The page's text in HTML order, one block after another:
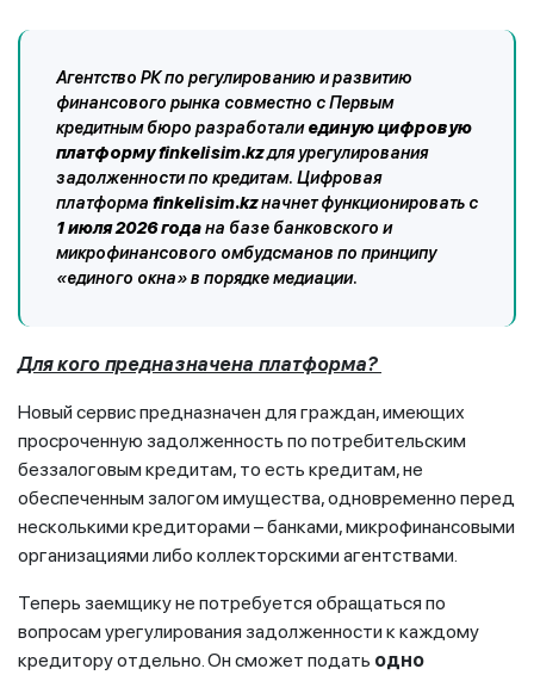
Агентство РК по регулированию и развитию
финансового рынка совместно с Первым
кредитным бюро разработалиединую цифровую
платформуfinkelisim.kzдля урегулирования
задолженности по кредитам. Цифровая
платформа finkelisim.kzначнет функционировать с
1 июля 2026 годана базе банковского и
микрофинансового омбудсманов по принципу
«единого окна» в порядке медиации.
Для кого предназначена платформа?
Новый сервис предназначен для граждан, имеющих
просроченную задолженность по потребительским
беззалоговым кредитам, то есть кредитам, не
обеспеченным залогом имущества, одновременно перед
несколькими кредиторами – банками, микрофинансовыми
организациями либо коллекторскими агентствами.
Теперь заемщику не потребуется обращаться по
вопросам урегулирования задолженности к каждому
кредитору отдельно. Он сможет подать одно